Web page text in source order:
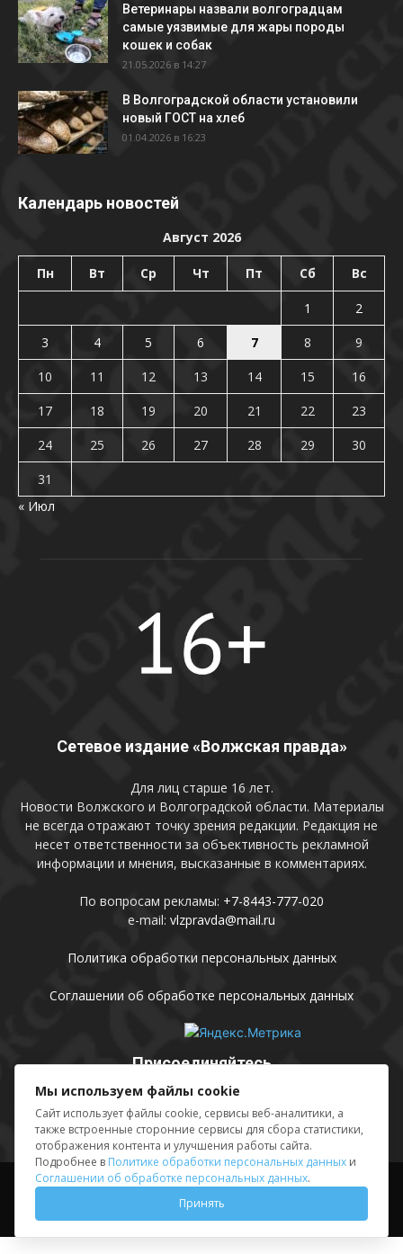
Ветеринары назвали волгоградцам
самые уязвимые для жары породы
кошек и собак
21.05.2026 в 14:27
В Волгоградской области установили
новый ГОСТ на хлеб
01.04.2026 в 16:23
Календарь новостей
Август 2026
Пн Вт Ср Чт Пт Сб Вс
1
2
3
4 5 6 7 8
9
10
11 12 13 14 15
16
17
18 19 20 21 22
23
24
25 26 27 28 29
30
31
« Июл
Сетевое издание «Волжская правда»
Для лиц старше 16 лет.
Новости Волжского и Волгоградской области. Материалы
не всегда отражают точку зрения редакции. Редакция не
несет ответственности за объективность рекламной
информации и мнения, высказанные в комментариях.
По вопросам рекламы: +7-8443-777-020
e-mail: vlzpravda@mail.ru
Политика обработки персональных данных
Соглашении об обработке персональных данных
Присоединяйтесь
Выходные данные Sing in
© АМУ «Редакция газеты «Волжская правда», 2012-2026
Мы используем файлы cookie
Сайт использует файлы cookie, сервисы веб-аналитики, а
также встроенные сторонние сервисы для сбора статистики,
отображения контента и улучшения работы сайта.
Подробнее в Политике обработки персональных данных и
Соглашении об обработке персональных данных.
Принять